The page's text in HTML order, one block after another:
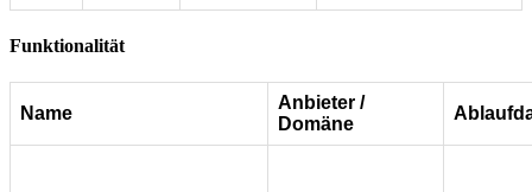
Funktionalität
Name
Anbieter /
Domäne